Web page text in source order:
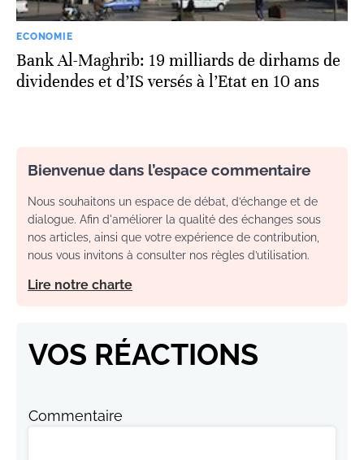
ECONOMIE
Bank Al-Maghrib: 19 milliards de dirhams de
dividendes et d’IS versés à l’Etat en 10 ans
Bienvenue dans l’espace commentaire
Nous souhaitons un espace de débat, d’échange et de
dialogue. Afin d'améliorer la qualité des échanges sous
nos articles, ainsi que votre expérience de contribution,
nous vous invitons à consulter nos règles d’utilisation.
Lire notre charte
VOS RÉACTIONS
Commentaire